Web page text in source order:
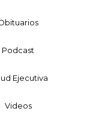
Podcast
Ejecutiva
Videos